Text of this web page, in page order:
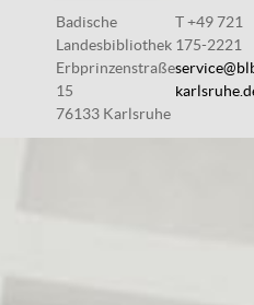
Badische
Landesbibliothek
Erbprinzenstraße
15
76133 Karlsruhe
T +49 721
175-2221